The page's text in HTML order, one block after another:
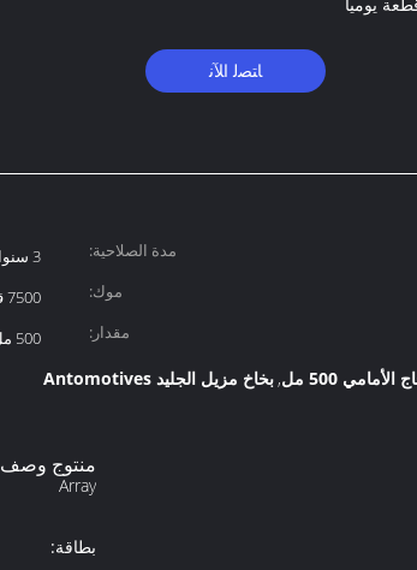
ﺎﺘﺼﻟ ﺍﻶﻧ
مدة الصلاحية:
3 سنوات
موك:
7500 قطعة
مقدار:
500 مل
500 مل , بخاخ مزيل الجليد Antomotives
منتوج وصف
Array
بطاقة: